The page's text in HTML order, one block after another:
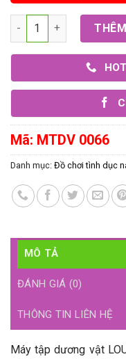
Số lượng
Mã: MTDV 0066
Danh mục: Đồ chơi tình dục
MÔ TẢ
ĐÁNH GIÁ (0)
THÔNG TIN LIÊN HỆ
Máy tập dương vật